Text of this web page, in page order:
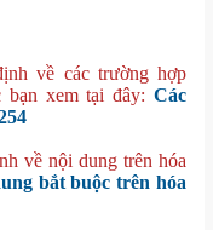
về các trường hợp
xem tại đây: Các
về nội dung trên hóa
bắt buộc trên hóa